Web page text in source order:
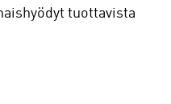
tuottavista